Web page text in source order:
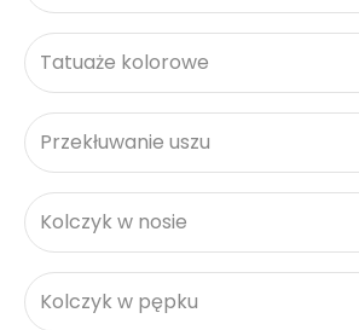
Tatuaże kolorowe
Przekłuwanie uszu
Kolczyk w nosie
Kolczyk w pępku